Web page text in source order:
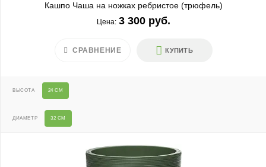
Кашпо Чаша на ножках ребристое (трюфель)
Цена: 3 300 руб.
КУПИТЬ
СРАВНЕНИЕ
ВЫСОТА 24 СМ
ДИАМЕТР 32 СМ